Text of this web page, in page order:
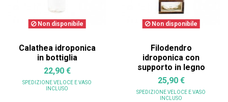
Non disponibile
Calathea idroponica
in bottiglia
22,90 €
SPEDIZIONE VELOCE E VASO
INCLUSO
Non disponibile
Filodendro
idroponica con
supporto in legno
25,90 €
SPEDIZIONE VELOCE E VASO
INCLUSO